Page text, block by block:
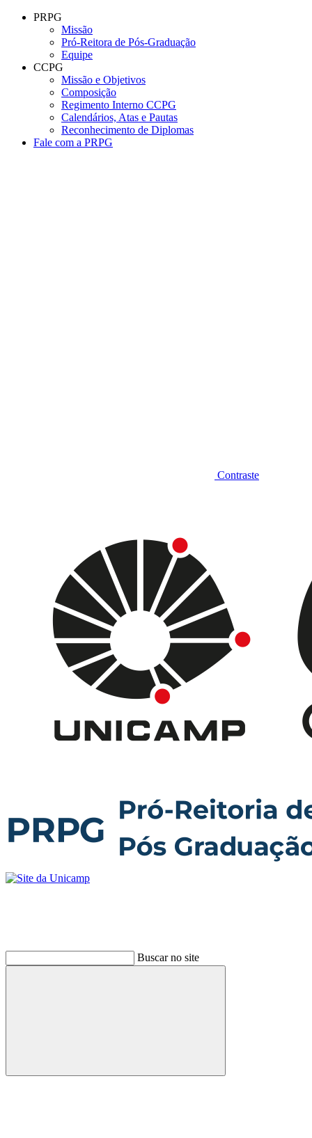
Conteúdo principal
PRPG
Missão
Pró-Reitora de Pós-Graduação
Equipe
CCPG
Missão e Objetivos
Composição
Regimento Interno CCPG
Calendários, Atas e Pautas
Reconhecimento de Diplomas
Fale com a PRPG
Contraste
Buscar no site
Buscar